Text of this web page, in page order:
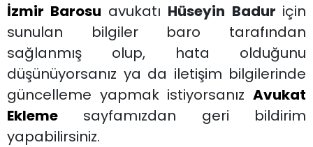
İzmir Barosu avukatı Hüseyin Badur için
sunulan bilgiler baro tarafından
sağlanmış olup, hata olduğunu
düşünüyorsanız ya da iletişim bilgilerinde
güncelleme yapmak istiyorsanız Avukat
Ekleme sayfamızdan geri bildirim
yapabilirsiniz.